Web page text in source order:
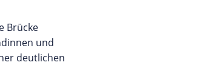
Brücke
und
deutlichen